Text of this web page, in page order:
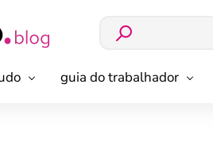
guia do trabalhador